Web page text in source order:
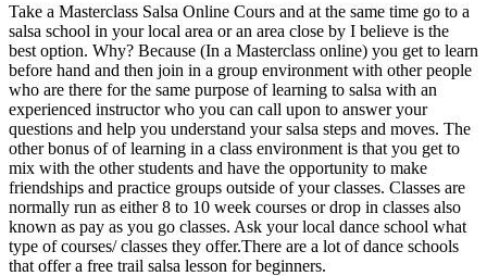
Take a Masterclass Salsa Online Cours and at the same time go to a
salsa school in your local area or an area close by I believe is the
best option. Why? Because (In a Masterclass online) you get to learn
before hand and then join in a group environment with other people
who are there for the same purpose of learning to salsa with an
experienced instructor who you can call upon to answer your
questions and help you understand your salsa steps and moves. The
other bonus of of learning in a class environment is that you get to
mix with the other students and have the opportunity to make
friendships and practice groups outside of your classes. Classes are
normally run as either 8 to 10 week courses or drop in classes also
known as pay as you go classes. Ask your local dance school what
type of courses/ classes they offer.There are a lot of dance schools
that offer a free trail salsa lesson for beginners.